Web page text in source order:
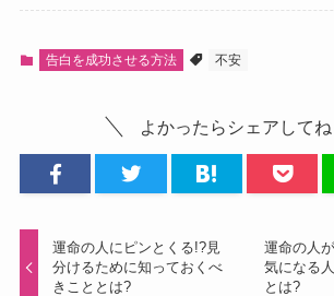
告白を成功させる方法 不安
よかったらシェアしてね
運命の人にピンとくる!?見
分けるために知っておくべ
きこととは?
運命の人
気になる
とは?